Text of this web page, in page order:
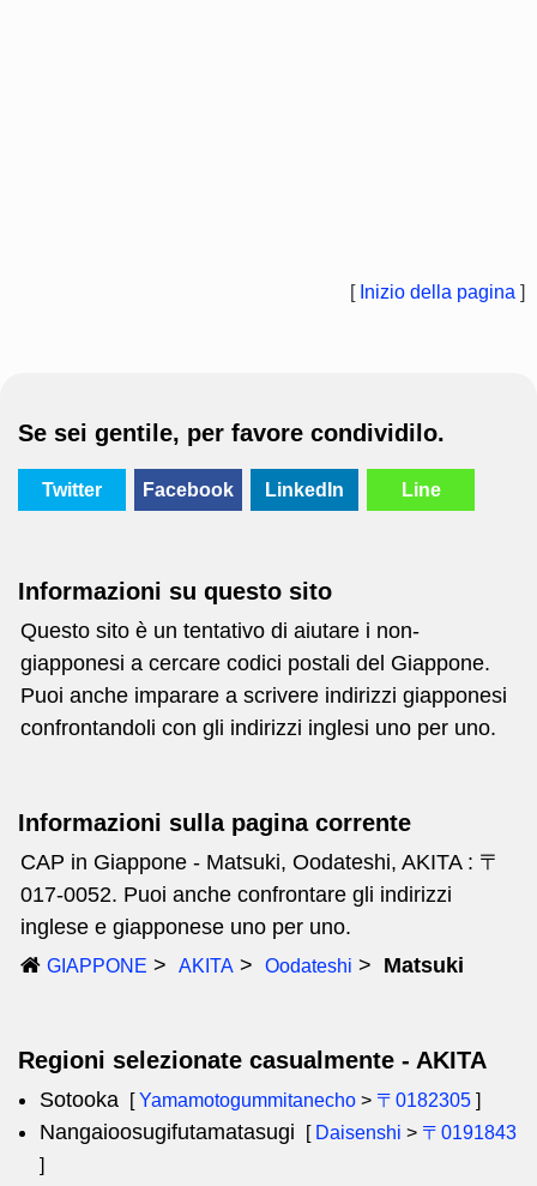
[ Inizio della pagina ]
Se sei gentile, per favore condividilo.
Twitter Facebook LinkedIn Line
Informazioni su questo sito
Questo sito è un tentativo di aiutare i non-
giapponesi a cercare codici postali del Giappone.
Puoi anche imparare a scrivere indirizzi giapponesi
confrontandoli con gli indirizzi inglesi uno per uno.
Informazioni sulla pagina corrente
CAP in Giappone - Matsuki, Oodateshi, AKITA : 〒
017-0052. Puoi anche confrontare gli indirizzi
inglese e giapponese uno per uno.
GIAPPONE AKITA Oodateshi Matsuki
Regioni selezionate casualmente - AKITA
Sotooka [Yamamotogummitanecho > 〒0182305 ]
Nangaioosugifutamatasugi [ Daisenshi > 〒0191843
]